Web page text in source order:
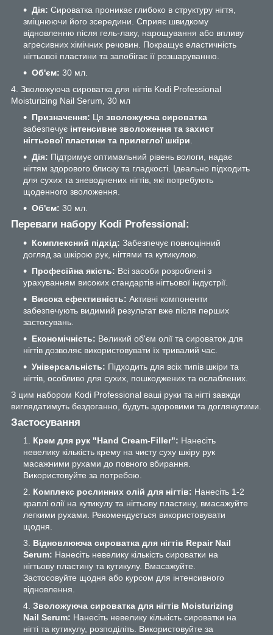
Дія: Сироватка проникає глибоко в структуру нігтя,
зміцнюючи його зсередини. Сприяє швидкому
відновленню після гель-лаку, нарощування або впливу
агресивних хімічних речовин. Покращує еластичність
нігтьової пластини та запобігає її розшаруванню.
Об'єм: 30 мл.
4. Зволожуюча сироватка для нігтів Kodi Professional
Moisturizing Nail Serum, 30 мл
Призначення: Ця зволожуюча сироватка
забезпечує інтенсивне зволоження та захист
нігтьової пластини та прилеглої шкіри
Дія: Підтримує оптимальний рівень вологи, надає
нігтям здорового блиску та гладкості. Ідеально підходить
для сухих та зневоднених нігтів, які потребують
щоденного зволоження.
Об'єм: 30 мл.
Переваги набору Kodi Professional:
Комплексний підхід: Забезпечує повноцінний
догляд за шкірою рук, нігтями та кутикулою.
Професійна якість: Всі засоби розроблені з
урахуванням високих стандартів нігтьової індустрії.
Висока ефективність: Активні компоненти
забезпечують видимий результат вже після перших
застосувань.
Економічність: Великий об'єм олії та сироваток для
нігтів дозволяє використовувати їх тривалий час.
Універсальність: Підходить для всіх типів шкіри та
нігтів, особливо для сухих, пошкоджених та ослаблених.
З цим набором Kodi Professional ваші руки та нігті завжди
виглядатимуть бездоганно, будуть здоровими та доглянутими.
Застосування
Крем для рук "Hand Cream-Filler": Нанесіть
невелику кількість крему на чисту суху шкіру рук
масажними рухами до повного вбирання.
Використовуйте за потребою.
Комплекс рослинних олій для нігтів: Нанесіть 1-2
краплі олії на кутикулу та нігтьову пластину, вмасажуйте
легкими рухами. Рекомендується використовувати
щодня.
Відновлююча сироватка для нігтів Repair Nail
Serum: Нанесіть невелику кількість сироватки на
нігтьову пластину та кутикулу. Вмасажуйте.
Застосовуйте щодня або курсом для інтенсивного
відновлення.
Зволожуюча сироватка для нігтів Moisturizing
Nail Serum: Нанесіть невелику кількість сироватки на
нігті та кутикулу, розподіліть. Використовуйте за